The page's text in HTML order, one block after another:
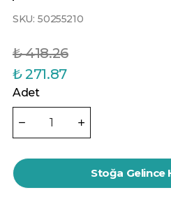
SKU: 50255210
₺ 418.26
₺ 271.87
Adet
Stoğa Gelince